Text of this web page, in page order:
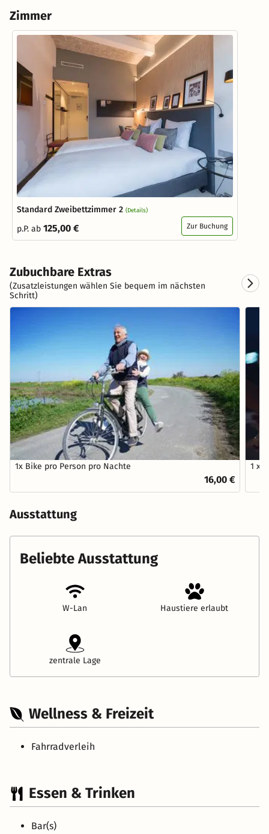
Zimmer
Standard Zweibettzimmer 2 (Details)
p.P. ab 125,00 € Zur Buchung
Zubuchbare Extras
(Zusatzleistungen wählen Sie bequem im nächsten
Schritt)
1x Bike pro Person pro Nachte
16,00 €
1 x
Ausstattung
Beliebte Ausstattung
W-Lan Haustiere erlaubt
zentrale Lage
Wellness & Freizeit
Fahrradverleih
Essen & Trinken
Bar(s)